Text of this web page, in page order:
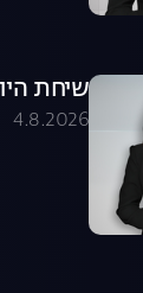
שיחת היום 04.08.26 -
4.8.2026